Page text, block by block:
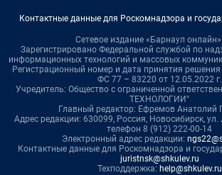
Контактные данные для Роскомнадзора и
Сетевое издание «Барнаул
Зарегистрировано Федеральной службой по
информационных технологий и массовых
Регистрационный номер и дата принятия
ФС 77 – 83220 от 12.05.2022 г.
Учредитель: Общество с ограниченной
ТЕХНОЛОГИИ"
Главный редактор: Ефремов Анатолий
Адрес редакции: 630099, Россия, Новосибирск, ул.
телефон 8 (912) 222-00-14
Электронный адрес редакции:
Контактные данные для Роскомнадзора и
juristnsk@shkulev.ru
Техподдержка: help@shkulev.ru